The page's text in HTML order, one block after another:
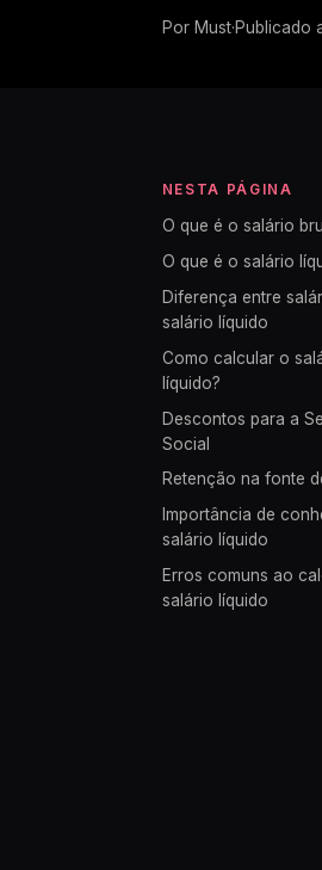
Por Must·Publicado
NESTA PÁGINA
O que é o salário
O que é o salário
Diferença entre
salário líquido
Como calcular o
líquido?
Descontos para a
Social
Retenção na fonte
Importância de
salário líquido
Erros comuns ao
salário líquido